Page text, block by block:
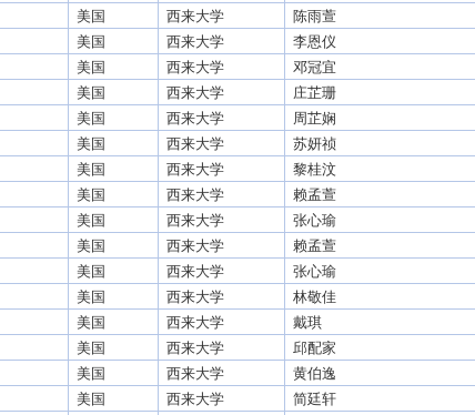
美国 西来大学 陈雨萱
美国 西来大学 李恩仪
美国 西来大学 邓冠宜
美国 西来大学 庄芷珊
美国 西来大学 周芷娴
美国 西来大学 苏妍祯
美国 西来大学 黎桂汶
美国 西来大学 赖孟萱
美国 西来大学 张心瑜
美国 西来大学 赖孟萱
美国 西来大学 张心瑜
美国 西来大学 林敬佳
美国 西来大学 戴琪
美国 西来大学 邱配家
美国 西来大学 黄伯逸
美国 西来大学 简廷轩